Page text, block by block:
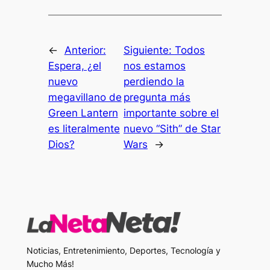
← Anterior:
Espera, ¿el
nuevo
megavillano de
Green Lantern
es literalmente
Dios?
Siguiente: Todos
nos estamos
perdiendo la
pregunta más
importante sobre el
nuevo “Sith” de Star
Wars
→
Noticias, Entretenimiento, Deportes, Tecnología y
Mucho Más!